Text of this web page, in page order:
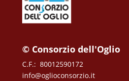
© Consorzio dell'Oglio
C.F.: 80012590172
info@oglioconsorzio.it